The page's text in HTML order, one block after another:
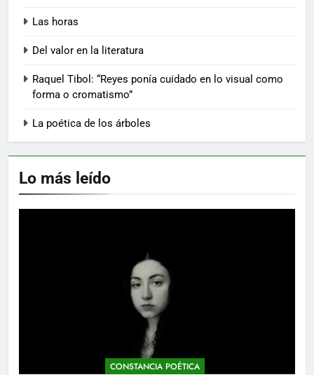
Las horas
Del valor en la literatura
Raquel Tibol: “Reyes ponía cuidado en lo visual como
forma o cromatismo”
La poética de los árboles
Lo más leído
CONSTANCIA POÉTICA